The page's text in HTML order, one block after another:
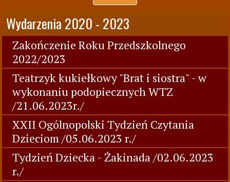
Wydarzenia 2020 - 2023
Zakończenie Roku Przedszkolnego
2022/2023
Teatrzyk kukiełkowy "Brat i siostra" - w
wykonaniu podopiecznych WTZ
/21.06.2023r./
XXII Ogólnopolski Tydzień Czytania
Dzieciom /05.06.2023 r./
Tydzień Dziecka - Żakinada /02.06.2023
r./